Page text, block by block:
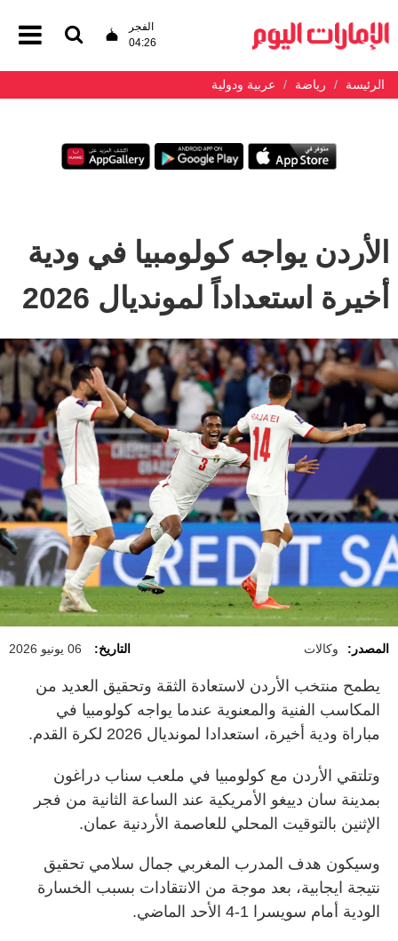
الفجر
04:26
الرئيسة رياضة عربية ودولية
الأردن يواجه كولومبيا في ودية
أخيرة استعداداً لمونديال 2026
المصدر: وكالات التاريخ: 06 يونيو 2026
يطمح منتخب الأردن لاستعادة الثقة وتحقيق العديد من
المكاسب الفنية والمعنوية عندما يواجه كولومبيا في
مباراة ودية أخيرة، استعدادا لمونديال 2026 لكرة القدم.
وتلتقي الأردن مع كولومبيا في ملعب سناب دراغون
بمدينة سان دييغو الأمريكية عند الساعة الثانية من فجر
الإثنين بالتوقيت المحلي للعاصمة الأردنية عمان.
وسيكون هدف المدرب المغربي جمال سلامي تحقيق
نتيجة ايجابية، بعد موجة من الانتقادات بسبب الخسارة
الودية أمام سويسرا 1-4 الأحد الماضي.